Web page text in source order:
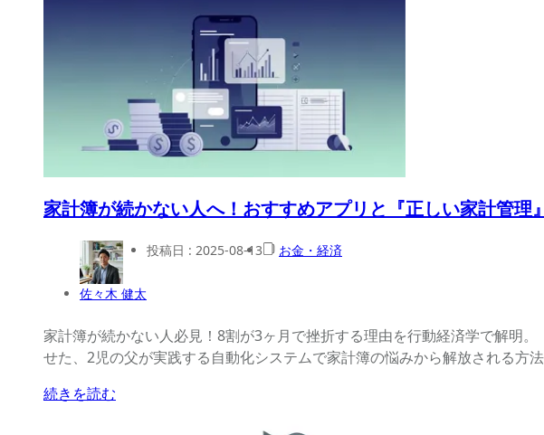
家計簿が続かない人へ！おすすめアプリと『正しい家計管
佐々木 健太
投稿日 : 2025-08-13 お金・経済
家計簿が続かない人必見！8割が3ヶ月で挫折する理由を行動経済学で解明
せた、2児の父が実践する自動化システムで家計簿の悩みから解放される方法
続きを読む